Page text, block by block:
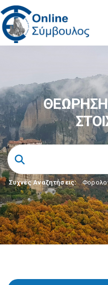
ΘΕΩΡΗΣΗ
Συχνές Αναζητήσεις: